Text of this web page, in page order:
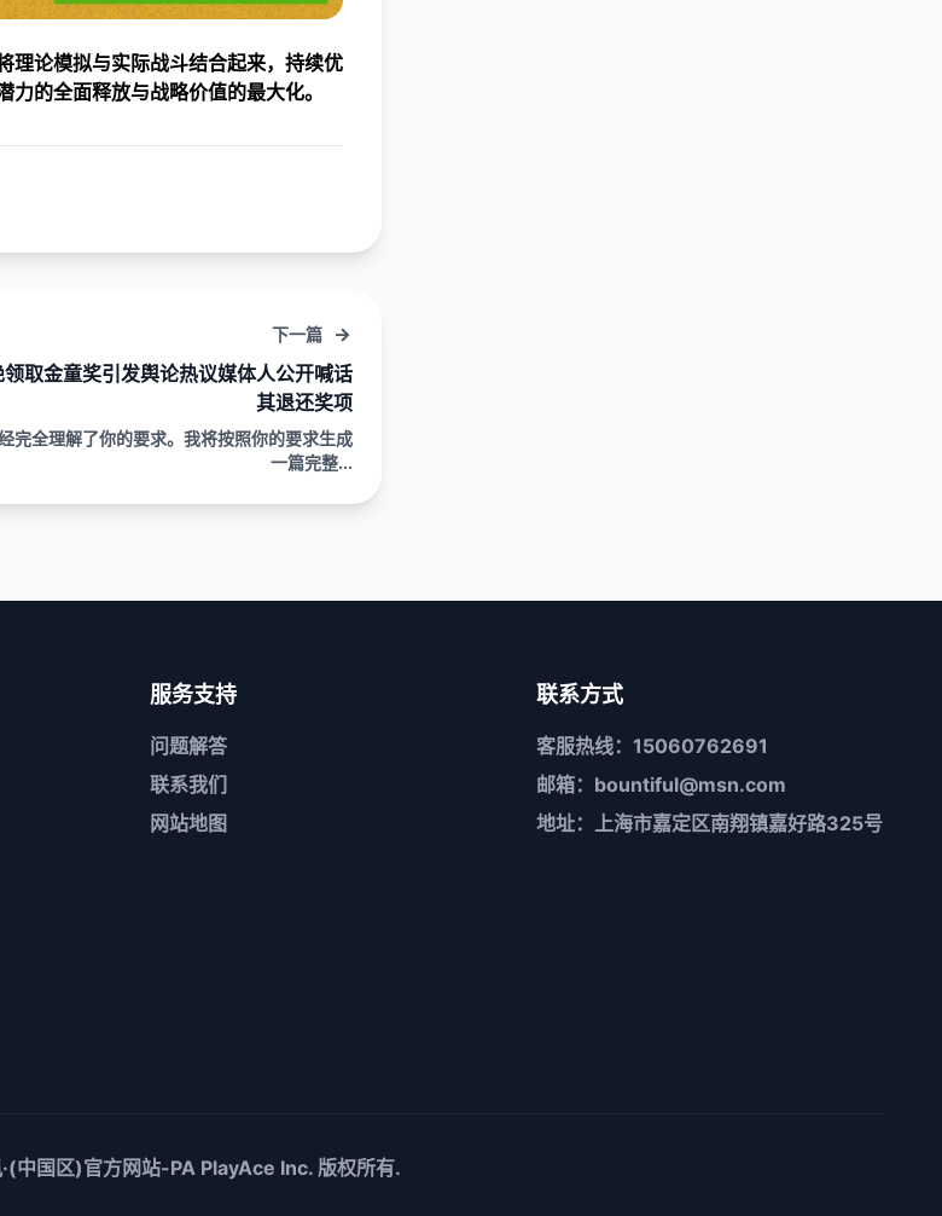
理论模拟与实际战斗结合起来，持续优
的全面释放与战略价值的最大化。
下一篇
取金童奖引发舆论热议媒体人公开喊话
其退还奖项
完全理解了你的要求。我将按照你的要求生成
一篇完整...
服务支持
问题解答
联系我们
网站地图
联系方式
客服热线：15060762691
邮箱：bountiful@msn.com
地址：上海市嘉定区南翔镇嘉好路325号
中国区)官方网站-PA PlayAce Inc. 版权所有.